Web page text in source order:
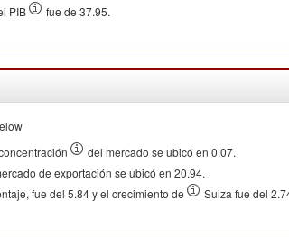
PIB
fue de 37.95.
del mercado se ubicó en 0.07.
de exportación se ubicó en 20.94.
fue del 5.84 y el crecimiento de Suiza fue del